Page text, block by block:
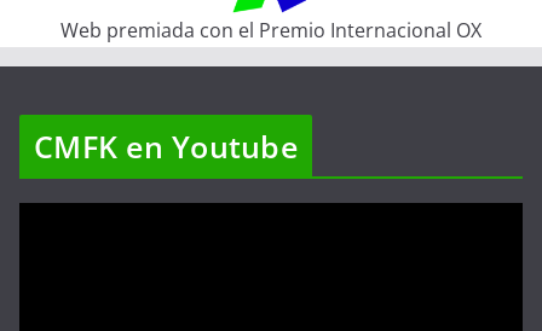
Web premiada con el Premio Internacional OX
CMFK en Youtube